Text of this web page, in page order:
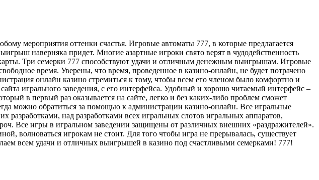
мероприятия оттенки счастья. Игровые автоматы 777, в которые предлагается
наверняка придет. Многие азартные игроки свято верят в чудодейственность
Три семерки 777 способствуют удачи и отличным денежным выигрышам. Игровые
время. Уверены, что время, проведенное в казино-онлайн, не будет потрачено
онлайн казино стремиться к тому, чтобы всем его членом было комфортно и
игрального заведения, с его интерфейса. Удобный и хорошо читаемый интерфейс –
в первый раз оказывается на сайте, легко и без каких-либо проблем сможет
можно обратиться за помощью к администрации казино-онлайн. Все игральные
разработками, над разработками всех игральных слотов игральных аппаратов,
Все игры в игральном заведении защищены от различных внешних «раздражителей».
волноваться игрокам не стоит. Для того чтобы игра не прерывалась, существует
всем удачи и отличных выигрышей в казино под счастливыми семерками! 777!